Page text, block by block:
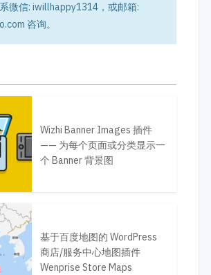
微信: iwillhappy1314，或邮箱:
咨询。
Wizhi Banner Images 插件
—— 为每个页面或分类显示一
个 Banner 背景图
基于百度地图的 WordPress
商店/服务中心地图插件
Wenprise Store Maps